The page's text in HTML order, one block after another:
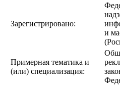
Зарегистрировано:
и
Примерная тематика и
(или) специализация: